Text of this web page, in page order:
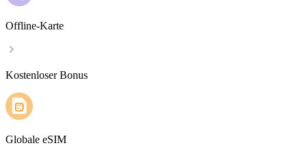
Offline-Karte
Kostenloser Bonus
Globale eSIM